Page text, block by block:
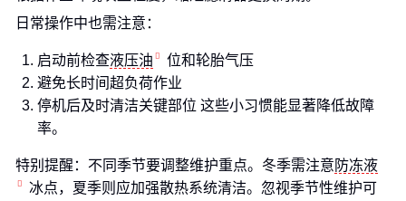
日常操作中也需注意：
启动前检查液压油
位和轮胎气压
避免长时间超负荷作业
停机后及时清洁关键部位 这些小习惯能显著降低故障
率。
特别提醒：不同季节要调整维护重点。冬季需注意 防冻液
冰点，夏季则应加强散热系统清洁。忽视季节性维护可